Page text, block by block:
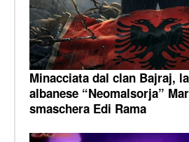
Minacciata dal clan Bajraj,
albanese “Neomalsorja”
smaschera Edi Rama